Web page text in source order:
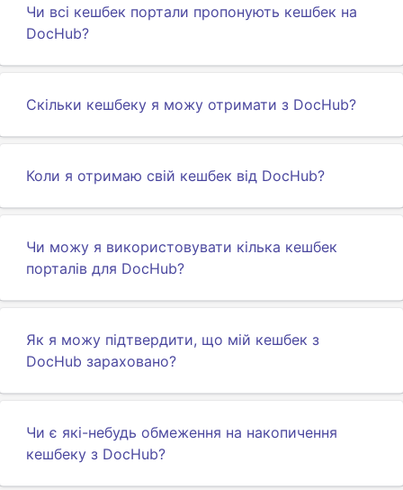
Чи всі кешбек портали пропонують кешбек на
DocHub?
Скільки кешбеку я можу отримати з DocHub?
Коли я отримаю свій кешбек від DocHub?
Чи можу я використовувати кілька кешбек
порталів для DocHub?
Як я можу підтвердити, що мій кешбек з
DocHub зараховано?
Чи є які-небудь обмеження на накопичення
кешбеку з DocHub?